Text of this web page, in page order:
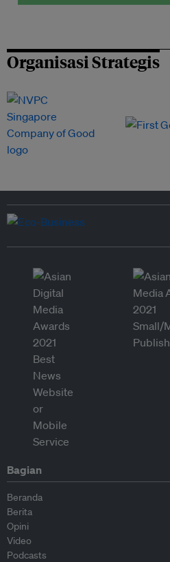
Organisasi Strategis
Bagian
Beranda
Berita
Opini
Video
Podcasts